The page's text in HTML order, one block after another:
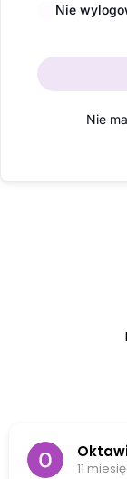
Nie
Nie
11